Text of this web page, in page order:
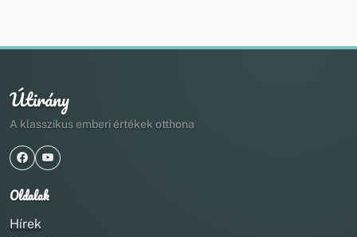
Útirány
A klasszikus emberi értékek otthona
Oldalak
Hírek